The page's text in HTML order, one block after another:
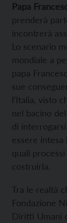
Papa
prenderà
incontrerà
Lo scenario
mondiale a
papa
sue
l’Italia, visto
nel bacino
di
essere intesa
quali
costruirla.
Tra le realtà
Fondazione
Diritti Umani